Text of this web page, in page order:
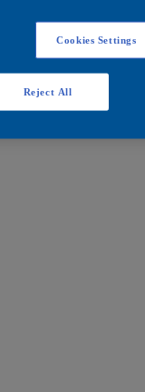
Cookies Settings
Reject All